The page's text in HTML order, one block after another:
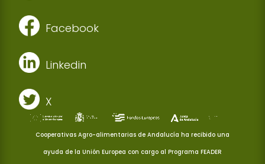
Facebook
Linkedin
X
Cooperativas Agro-alimentarias de Andalucía ha recibido una
ayuda de la Unión Europea con cargo al Programa FEADER